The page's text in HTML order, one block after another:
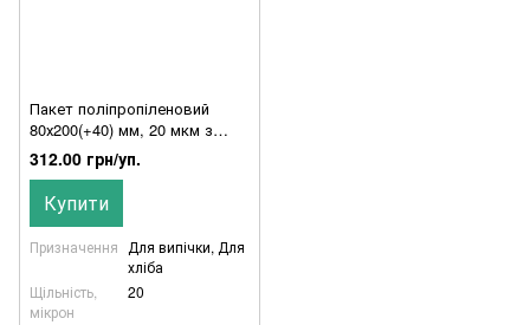
Пакет поліпропіленовий
80х200(+40) мм, 20 мкм з
клейкою стрічкою
312.00 грн/уп.
Купити
Призначення Для випічки, Для
хліба
Щільність,
мікрон
20